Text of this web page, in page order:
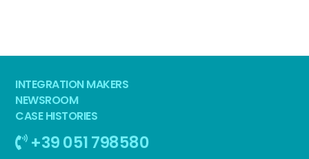
INTEGRATION MAKERS
NEWSROOM
CASE HISTORIES
+39 051 798580